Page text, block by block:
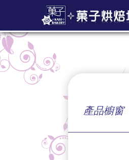
產品櫥窗